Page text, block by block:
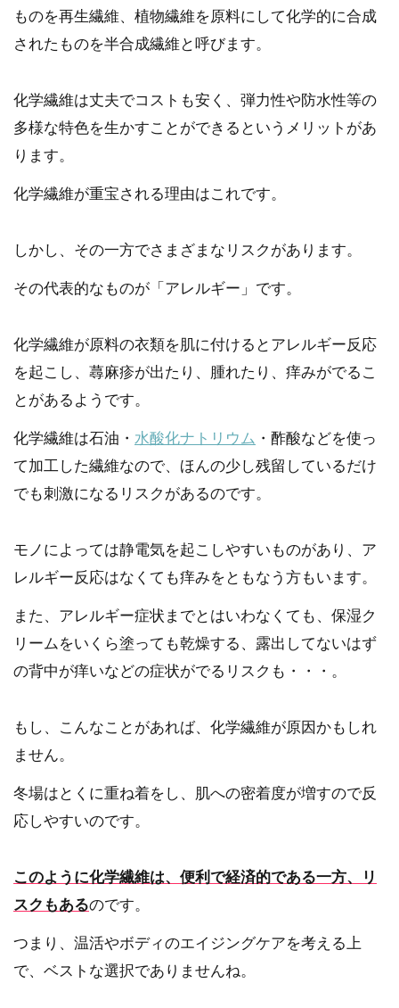
ものを再生繊維、植物繊維を原料にして化学的に合成
されたものを半合成繊維と呼びます。
化学繊維は丈夫でコストも安く、弾力性や防水性等の
多様な特色を生かすことができるというメリットがあ
ります。
化学繊維が重宝される理由はこれです。
しかし、その一方でさまざまなリスクがあります。
その代表的なものが「アレルギー」です。
化学繊維が原料の衣類を肌に付けるとアレルギー反応
を起こし、蕁麻疹が出たり、腫れたり、痒みがでるこ
とがあるようです。
化学繊維は石油・ 水酸化ナトリウム ・酢酸などを使っ
て加工した繊維なので、ほんの少し残留しているだけ
でも刺激になるリスクがあるのです。
モノによっては静電気を起こしやすいものがあり、ア
レルギー反応はなくても痒みをともなう方もいます。
また、アレルギー症状までとはいわなくても、保湿ク
リームをいくら塗っても乾燥する、露出してないはず
の背中が痒いなどの症状がでるリスクも・・・。
もし、こんなことがあれば、化学繊維が原因かもしれ
ません。
冬場はとくに重ね着をし、肌への密着度が増すので反
応しやすいのです。
このように化学繊維は、便利で経済的である一方、リ
スクもあるのです。
つまり、温活やボディのエイジングケアを考える上
で、ベストな選択でありませんね。